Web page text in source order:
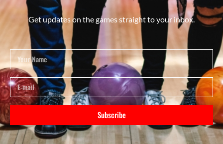
Get updates on the games straight to your inbox.
Subscribe